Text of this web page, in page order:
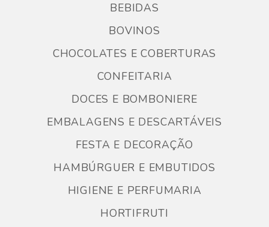
BEBIDAS
BOVINOS
CHOCOLATES E COBERTURAS
CONFEITARIA
DOCES E BOMBONIERE
EMBALAGENS E DESCARTÁVEIS
FESTA E DECORAÇÃO
HAMBÚRGUER E EMBUTIDOS
HIGIENE E PERFUMARIA
HORTIFRUTI